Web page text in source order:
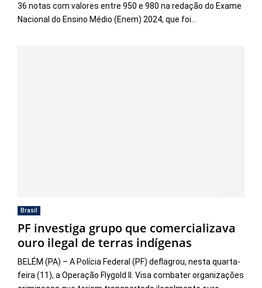
36 notas com valores entre 950 e 980 na redação do Exame
Nacional do Ensino Médio (Enem) 2024, que foi...
Brasil
PF investiga grupo que comercializava
ouro ilegal de terras indígenas
BELÉM (PA) – A Polícia Federal (PF) deflagrou, nesta quarta-
feira (11), a Operação Flygold II. Visa combater organizações